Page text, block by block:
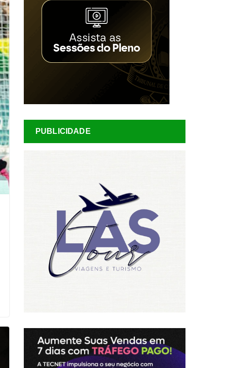
PUBLICIDADE